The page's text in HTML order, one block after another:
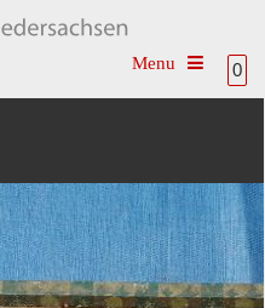
0
Toggle